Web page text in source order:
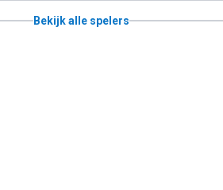
Bekijk alle spelers